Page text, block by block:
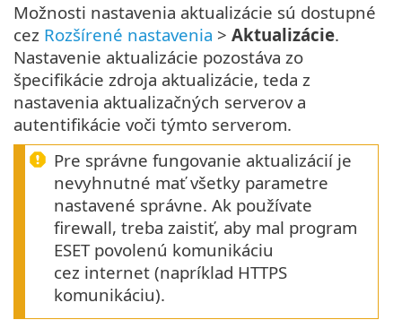
Možnosti nastavenia aktualizácie sú dostupné
cez Rozšírené nastavenia > Aktualizácie.
Nastavenie aktualizácie pozostáva zo
špecifikácie zdroja aktualizácie, teda z
nastavenia aktualizačných serverov a
autentifikácie voči týmto serverom.
Pre správne fungovanie aktualizácií je
nevyhnutné mať všetky parametre
nastavené správne. Ak používate
firewall, treba zaistiť, aby mal program
ESET povolenú komunikáciu
cez internet (napríklad HTTPS
komunikáciu).